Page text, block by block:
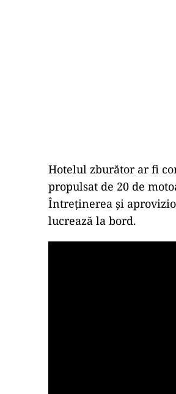
Hotelul zburător ar fi
propulsat de 20 de
Întreținerea și
lucrează la bord.